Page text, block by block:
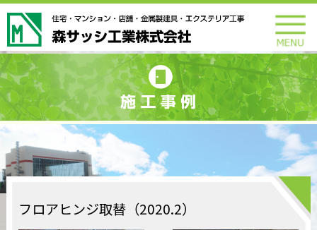
フロアヒンジ取替（2020.2）